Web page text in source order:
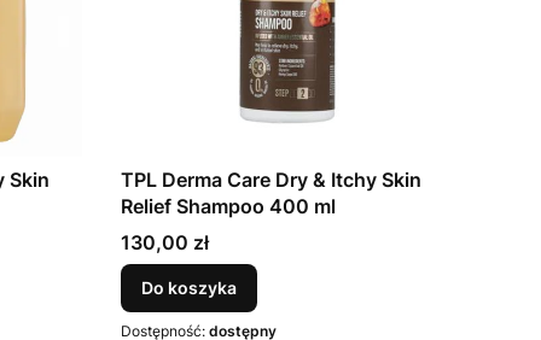
Skin
TPL Derma Care Dry & Itchy Skin
Relief Shampoo 400 ml
Cena
130,00 zł
Do koszyka
Dostępność: dostępny